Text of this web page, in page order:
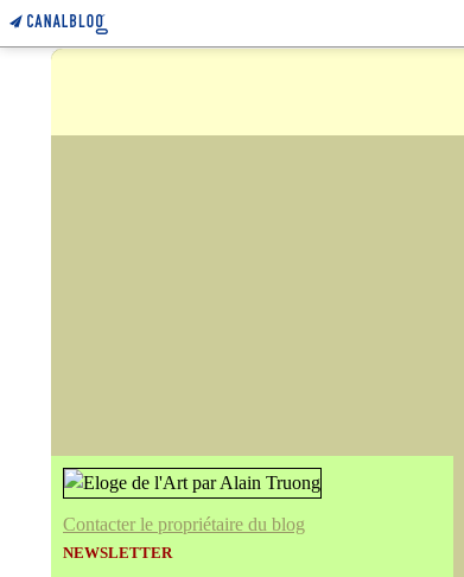
Contacter le propriétaire du blog
NEWSLETTER